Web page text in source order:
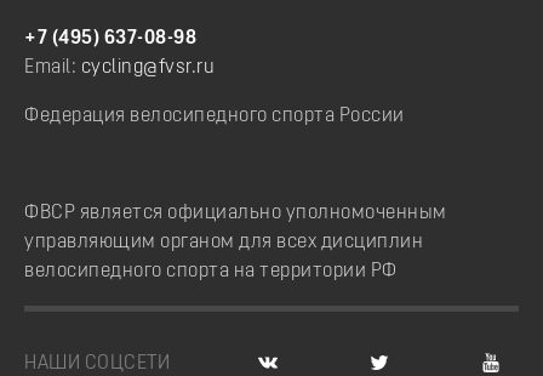
+7 (495) 637-08-98
Email: cycling@fvsr.ru
Федерация велосипедного спорта России
ФВСР является официально уполномоченным
управляющим органом для всех дисциплин
велосипедного спорта на территории РФ
НАШИ СОЦСЕТИ